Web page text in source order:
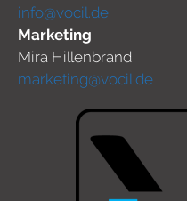
info@vocil.de
Marketing
Mira Hillenbrand
marketing@vocil.de